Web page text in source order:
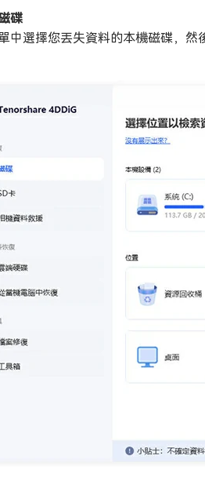
碟
中選擇您丟失資料的本機磁碟，